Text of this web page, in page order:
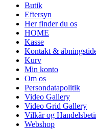
Butik
Eftersyn
Her finder du os
HOME
Kasse
Kontakt &
Kurv
Min konto
Om os
Persondatapolitik
Video Gallery
Video Grid Gallery
Vilkår og
Webshop